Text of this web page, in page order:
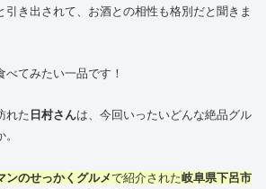
引き出されて、お酒との相性も格別だと聞きま
てみたい一品です！
れた 日村さんは、今回いったいどんな絶品グル
ンのせっかくグルメで紹介された岐阜県下呂市